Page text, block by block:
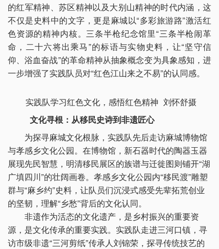
的红军精神、苏区精神以及大别山精神的时代内涵，这
不仅是史料中的文字，更是麻城以“多彩旅游路”激活红
色资源的精神内核。三条半枪纪念馆里“三条半枪闹革
命，二十六将出乘马”的标语与实物史料，让“坚守信
仰、浴血奋战”的革命精神从抽象概念变为具象感知，进
一步增强了实践队员对“红色江山来之不易”的认同感。
实践队学习红色文化，感悟红色精神 刘怀舒摄
文化寻根：从移民史诗到非遗匠心
为探寻麻城文化根脉，实践队先后走访麻城博物馆
与孝感乡文化公园。在博物馆，新石器时代的陶器玉器
展现先民智慧，明清移民展区的族谱与迁徙图则铺开“湖
广填四川”的壮阔画卷。孝感乡文化公园内“移民渡”雕塑
群与“麻乡约”史料，让队员们沉浸式感受先辈拓荒创业
的坚韧，理解“乡愁”背后的文化认同。
非遗作为活态的文化遗产，是乡村振兴的重要资
源，是文化传承的重要实践。实践队走进三河口镇，寻
访市级非遗“三河剪纸”传承人刘锦荣，探寻传统技艺的